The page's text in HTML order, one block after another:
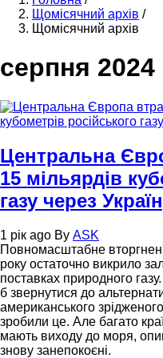
Щомісячний архів /
Щомісячний архів
серпня 2024
Центральна
15 мільярдів
газу через
1 рік ago By ASK
Повномасштабне
року остаточно викрило
поставках природного
б звернутися до
американського
зробили це. Але багато
мають виходу до моря,
знову занепокоєні.